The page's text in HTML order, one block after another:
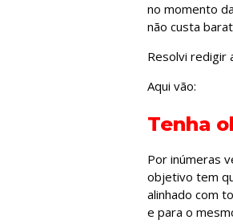
no momento
não custa
Resolvi redigir
Aqui vão:
Tenha
Por inúmeras
objetivo tem
alinhado com
e para o